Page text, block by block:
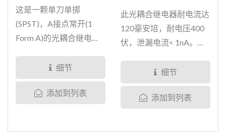
这是一颗单刀单掷
(SPST)，A接点常开(1
Form A)的光耦合继电
细节
添加到列表
此光耦合继电器耐电流达
120豪安培，耐电压400
伏，泄漏电流< 1nA。全
割、扩晶、固晶、打线、
到封装、测试皆在拓緯拥
有ISO9001...
细节
添加到列表